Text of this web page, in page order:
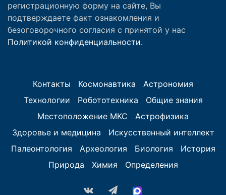
регистрационную форму на сайте, Вы
подтверждаете факт ознакомления и
безоговорочного согласия с принятой у нас
Политикой конфиденциальности.
Контакты Космонавтика
Астрономия
Технологии
Робототехника
Общие знания
Местоположение МКС
Астрофизика
Здоровье и медицина
Искусственный интеллект
Палеонтология
Археология Биология
История
Природа
Химия Определения
vk.com Telegram